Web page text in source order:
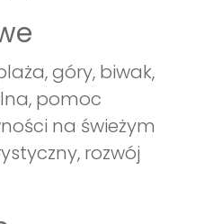
góry, biwak,
pomoc
na świeżym
rozwój